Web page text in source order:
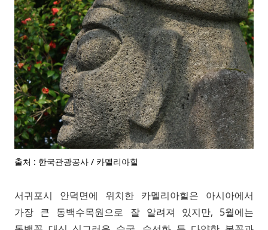
출처 : 한국관광공사 / 카멜리아힐
서귀포시 안덕면에 위치한 카멜리아힐은 아시아에서
가장 큰 동백수목원으로 잘 알려져 있지만, 5월에는